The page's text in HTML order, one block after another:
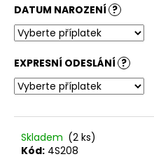
DATUM NAROZENÍ ?
EXPRESNÍ ODESLÁNÍ ?
Skladem (2 ks)
Kód: 4S208
m
e